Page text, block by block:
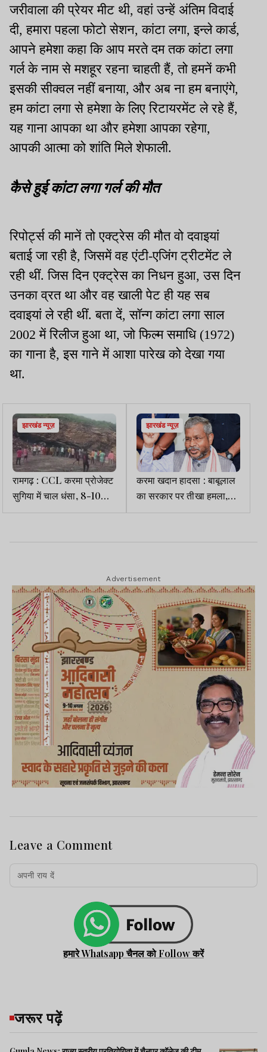
जरीवाला की प्रेयर मीट थी, वहां उन्हें अंतिम विदाई
दी, हमारा पहला फोटो सेशन, कांटा लगा, इन्ले कार्ड,
आपने हमेशा कहा कि आप मरते दम तक कांटा लगा
गर्ल के नाम से मशहूर रहना चाहती हैं, तो हमनें कभी
इसकी सीक्वल नहीं बनाया, और अब ना हम बनाएंगे,
हम कांटा लगा से हमेशा के लिए रिटायरमेंट ले रहे हैं,
यह गाना आपका था और हमेशा आपका रहेगा,
आपकी आत्मा को शांति मिले शेफाली.
कैसे हुई कांटा लगा गर्ल की मौत
रिपोर्ट्स की मानें तो एक्ट्रेस की मौत वो दवाइयां
बताई जा रही है, जिसमें वह एंटी-एजिंग ट्रीटमेंट ले
रही थीं. जिस दिन एक्ट्रेस का निधन हुआ, उस दिन
उनका व्रत था और वह खाली पेट ही यह सब
दवाइयां ले रही थीं. बता दें, सॉन्ग कांटा लगा साल
2002 में रिलीज हुआ था, जो फिल्म समाधि (1972)
का गाना है, इस गाने में आशा पारेख को देखा गया
था.
झारखंड न्यूज़
रामगढ़ : CCL करमा प्रोजेक्ट
सुगिया में चाल धंसा, 8-10
लोगों के दबे होने की आशंका
झारखंड न्यूज़
करमा खदान हादसा : बाबूलाल
का सरकार पर तीखा हमला,
बोले- हर जान का देना होगा
Advertisement
Leave a Comment
हमारे Whatsapp चैनल को Follow करें
जरूर पढ़ें